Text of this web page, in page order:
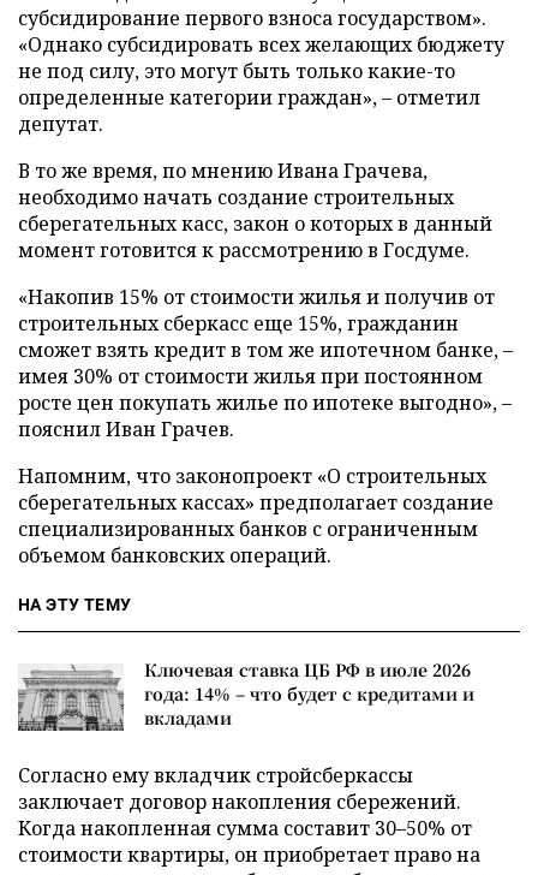
субсидирование первого взноса государством».
«Однако субсидировать всех желающих бюджету
не под силу, это могут быть только какие-то
определенные категории граждан», – отметил
депутат.
В то же время, по мнению Ивана Грачева,
необходимо начать создание строительных
сберегательных касс, закон о которых в данный
момент готовится к рассмотрению в Госдуме.
«Накопив 15% от стоимости жилья и получив от
строительных сберкасс еще 15%, гражданин
сможет взять кредит в том же ипотечном банке, –
имея 30% от стоимости жилья при постоянном
росте цен покупать жилье по ипотеке выгодно», –
пояснил Иван Грачев.
Напомним, что законопроект «О строительных
сберегательных кассах» предполагает создание
специализированных банков с ограниченным
объемом банковских операций.
НА ЭТУ ТЕМУ
Ключевая ставка ЦБ РФ в июле 2026
года: 14% – что будет с кредитами и
вкладами
Согласно ему вкладчик стройсберкассы
заключает договор накопления сбережений.
Когда накопленная сумма составит 30–50% от
стоимости квартиры, он приобретает право на